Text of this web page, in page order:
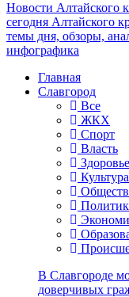
Новости Алтайского
сегодня Алтайского
темы дня, обзоры,
инфографика
Главная
Славгород
Все
ЖКХ
Спорт
Власть
Здоровье
Культура
В Славгороде
доверчивых